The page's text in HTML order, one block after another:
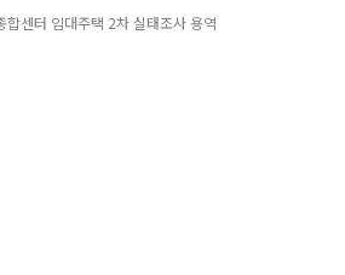
합센터 임대주택 2차 실태조사 용역